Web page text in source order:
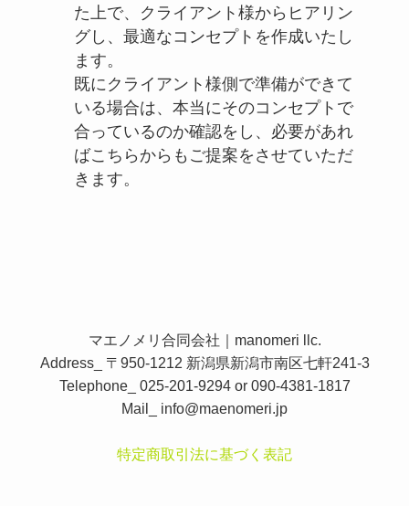
た上で、クライアント様からヒアリン
グし、最適なコンセプトを作成いたし
ます。
既にクライアント様側で準備ができて
いる場合は、本当にそのコンセプトで
合っているのか確認をし、必要があれ
ばこちらからもご提案をさせていただ
きます。
マエノメリ合同会社｜manomeri llc.
Address_ 〒950-1212 新潟県新潟市南区七軒241-3
Telephone_ 025-201-9294 or 090-4381-1817
Mail_ info@maenomeri.jp
特定商取引法に基づく表記